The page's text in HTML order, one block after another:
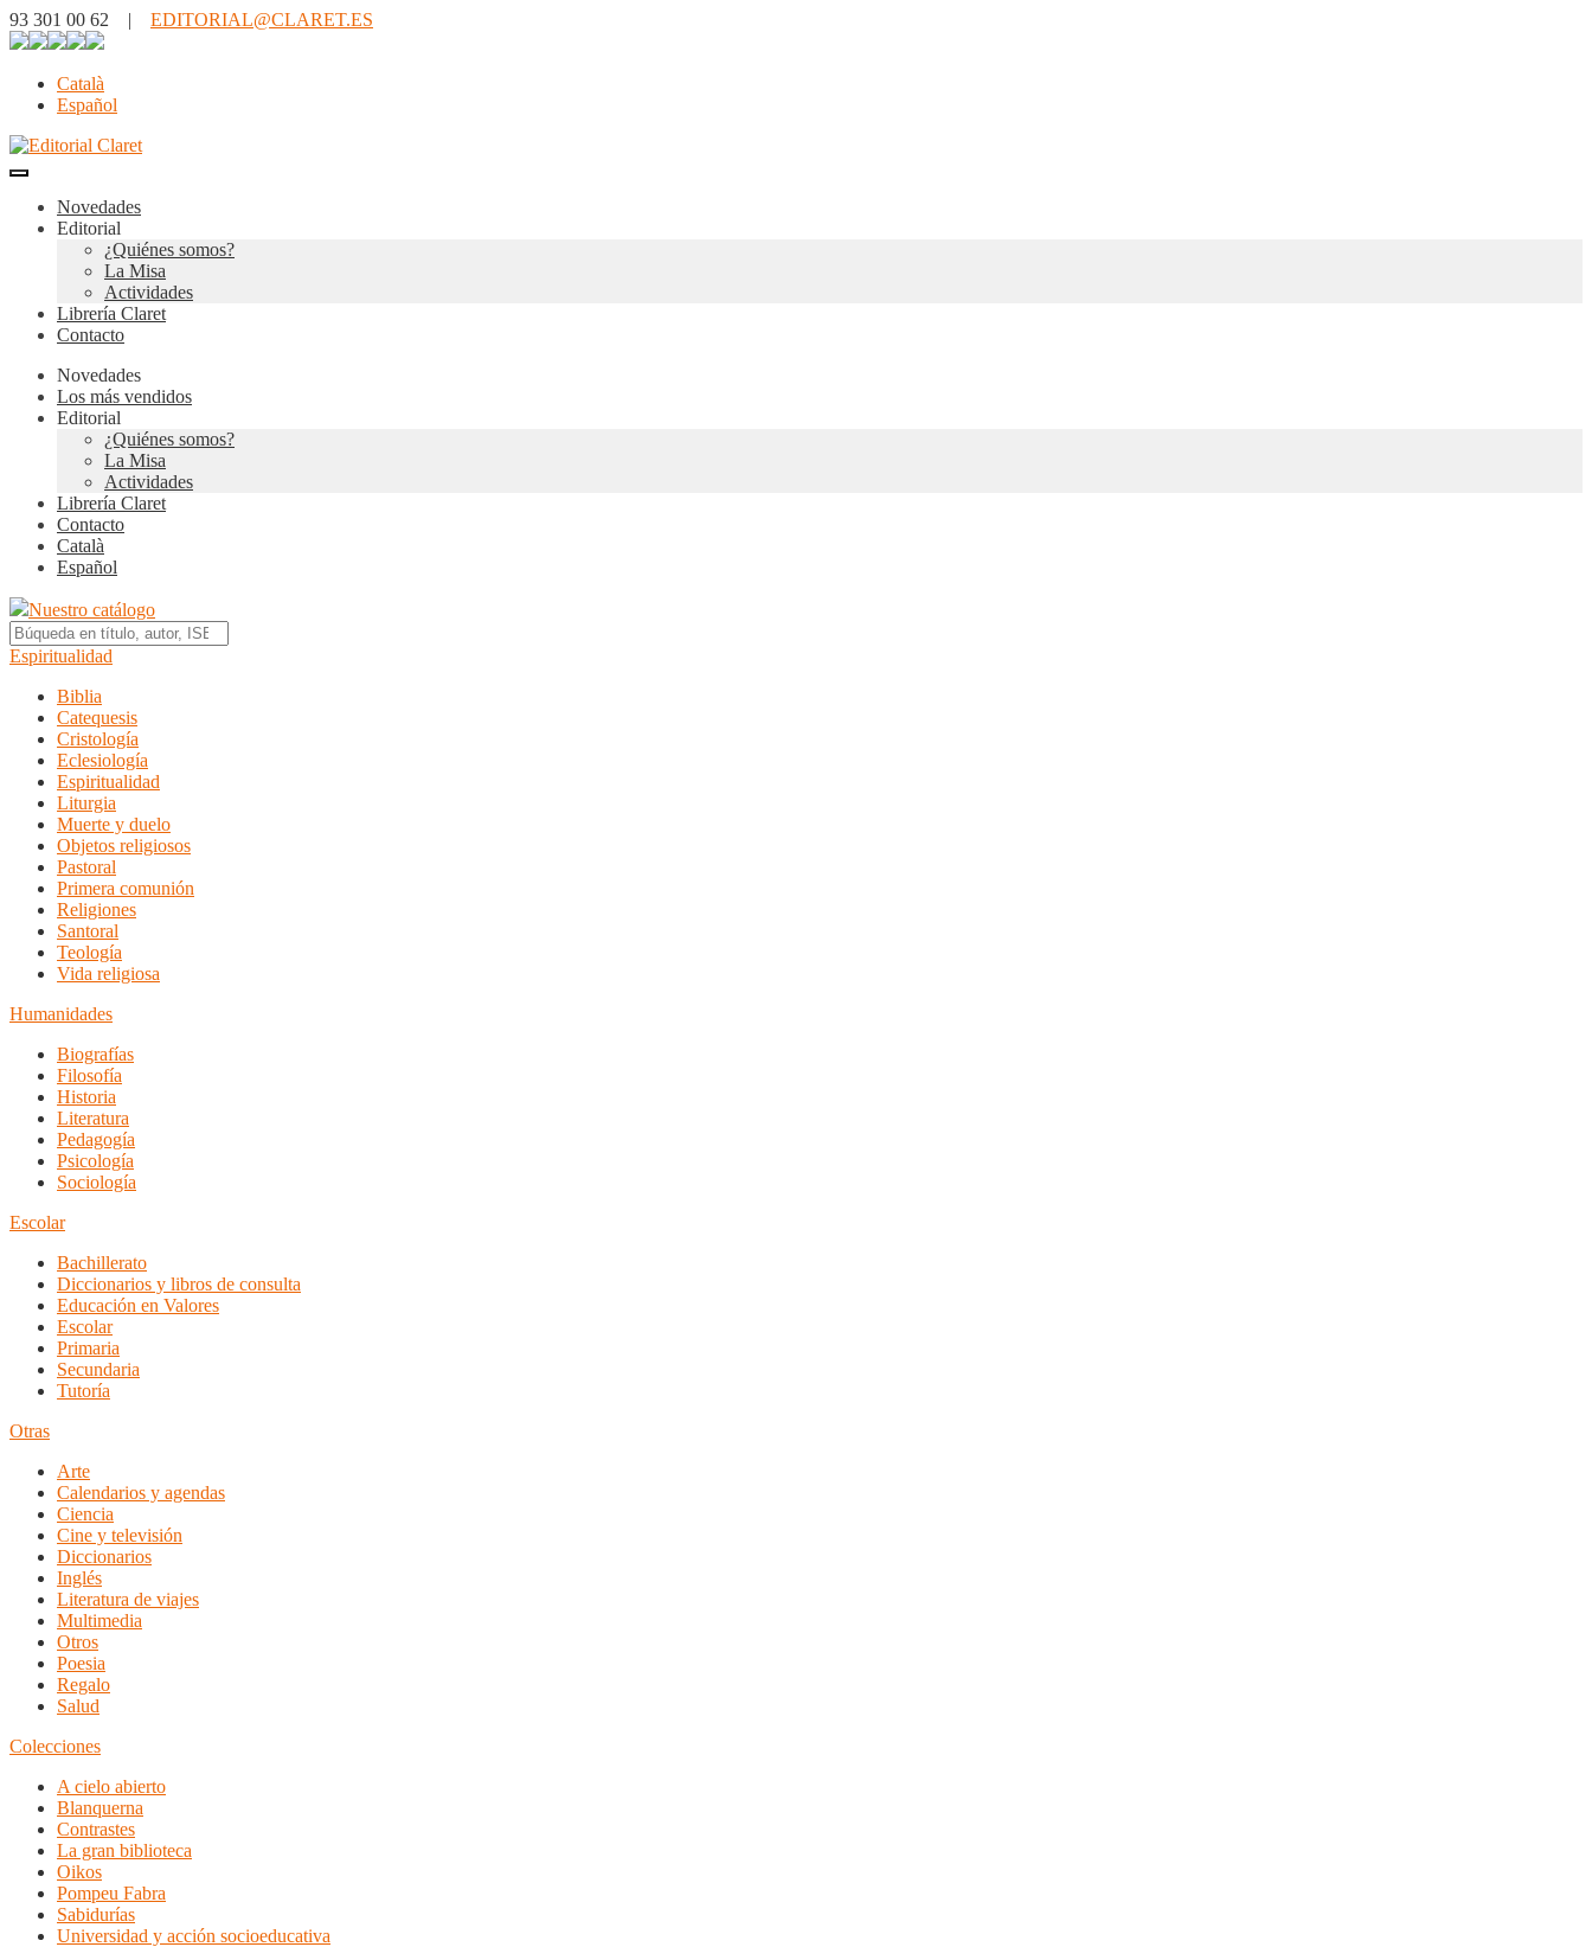
93 301 00 62 | EDITORIAL@CLARET.ES
Català
Español
Novedades
Editorial
¿Quiénes somos?
La Misa
Actividades
Librería Claret
Contacto
Novedades
Los más vendidos
Editorial
¿Quiénes somos?
La Misa
Actividades
Librería Claret
Contacto
Català
Español
Nuestro catálogo
Espiritualidad
Biblia
Catequesis
Cristología
Eclesiología
Espiritualidad
Liturgia
Muerte y duelo
Objetos religiosos
Pastoral
Primera comunión
Religiones
Santoral
Teología
Vida religiosa
Humanidades
Biografías
Filosofía
Historia
Literatura
Pedagogía
Psicología
Sociología
Escolar
Bachillerato
Diccionarios y libros de consulta
Educación en Valores
Escolar
Primaria
Secundaria
Tutoría
Otras
Arte
Calendarios y agendas
Ciencia
Cine y televisión
Diccionarios
Inglés
Literatura de viajes
Multimedia
Otros
Poesia
Regalo
Salud
Colecciones
A cielo abierto
Blanquerna
Contrastes
La gran biblioteca
Oikos
Pompeu Fabra
Sabidurías
Universidad y acción socioeducativa